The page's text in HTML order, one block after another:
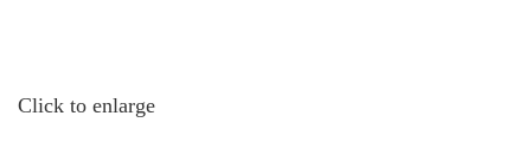
Click to enlarge